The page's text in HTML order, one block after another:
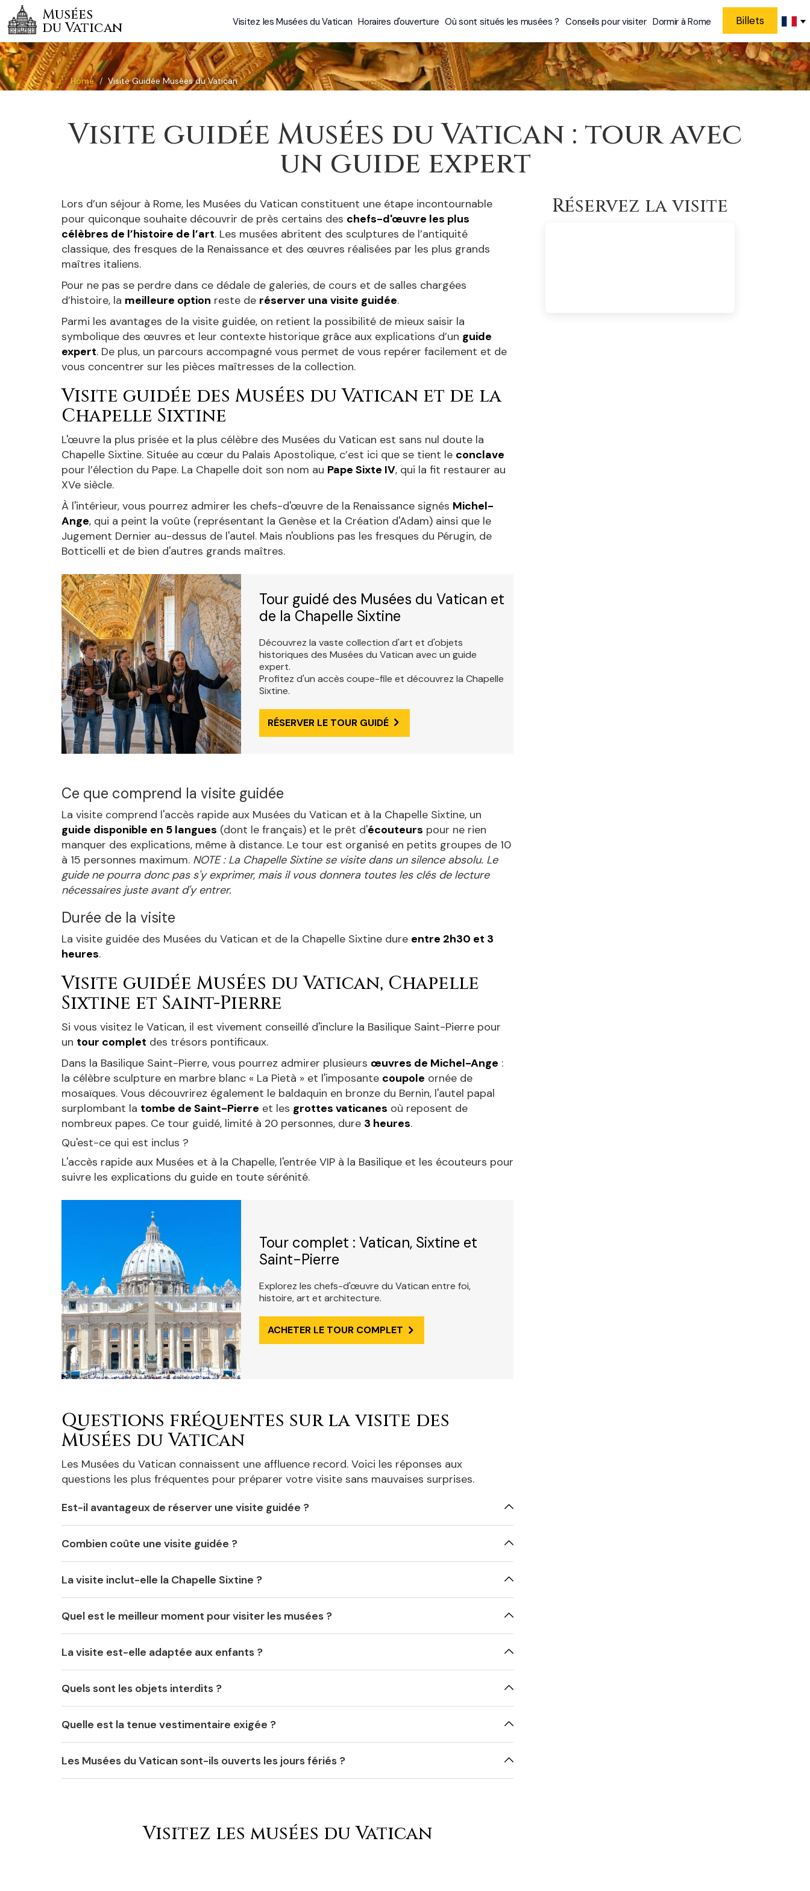
Musées
du Vatican Visitez les Musées du Vatican Horaires d'ouverture Où sont situés les musées ? Conseils pour visiter Dormir à Rome Billets
Home Visite Guidée Musées du Vatican
Visite guidée Musées du Vatican : tour avec
un guide expert
Lors d’un séjour à Rome, les Musées du Vatican constituent une étape incontournable
pour quiconque souhaite découvrir de près certains des chefs-d'œuvre les plus
célèbres de l’histoire de l’art. Les musées abritent des sculptures de l’antiquité
classique, des fresques de la Renaissance et des œuvres réalisées par les plus grands
maîtres italiens.
Pour ne pas se perdre dans ce dédale de galeries, de cours et de salles chargées
d’histoire, la meilleure option reste de réserver una visite guidée.
Parmi les avantages de la visite guidée, on retient la possibilité de mieux saisir la
symbolique des œuvres et leur contexte historique grâce aux explications d’un guide
expert. De plus, un parcours accompagné vous permet de vous repérer facilement et de
vous concentrer sur les pièces maîtresses de la collection.
Visite guidée des Musées du Vatican et de la
Chapelle Sixtine
L'œuvre la plus prisée et la plus célèbre des Musées du Vatican est sans nul doute la
Chapelle Sixtine. Située au cœur du Palais Apostolique, c’est ici que se tient le conclave
pour l’élection du Pape. La Chapelle doit son nom au Pape Sixte IV, qui la fit restaurer au
XVe siècle.
À l'intérieur, vous pourrez admirer les chefs-d'œuvre de la Renaissance signés Michel-
Ange, qui a peint la voûte (représentant la Genèse et la Création d'Adam) ainsi que le
Jugement Dernier au-dessus de l'autel. Mais n'oublions pas les fresques du Pérugin, de
Botticelli et de bien d'autres grands maîtres.
Tour guidé des Musées du Vatican et
de la Chapelle Sixtine
Découvrez la vaste collection d'art et d'objets
historiques des Musées du Vatican avec un guide
expert.
Profitez d'un accès coupe-file et découvrez la Chapelle
Sixtine.
RÉSERVER LE TOUR GUIDÉ
Ce que comprend la visite guidée
La visite comprend l'accès rapide aux Musées du Vatican et à la Chapelle Sixtine, un
guide disponible en 5 langues (dont le français) et le prêt d'écouteurs pour ne rien
manquer des explications, même à distance. Le tour est organisé en petits groupes de 10
à 15 personnes maximum. NOTE : La Chapelle Sixtine se visite dans un silence absolu. Le
guide ne pourra donc pas s'y exprimer, mais il vous donnera toutes les clés de lecture
nécessaires juste avant d'y entrer.
Durée de la visite
La visite guidée des Musées du Vatican et de la Chapelle Sixtine dure entre 2h30 et 3
heures.
Visite guidée Musées du Vatican, Chapelle
Sixtine et Saint-Pierre
Si vous visitez le Vatican, il est vivement conseillé d'inclure la Basilique Saint-Pierre pour
un tour complet des trésors pontificaux.
Dans la Basilique Saint-Pierre, vous pourrez admirer plusieurs œuvres de Michel-Ange :
la célèbre sculpture en marbre blanc « La Pietà » et l'imposante coupole ornée de
mosaïques. Vous découvrirez également le baldaquin en bronze du Bernin, l'autel papal
surplombant la tombe de Saint-Pierre et les grottes vaticanes où reposent de
nombreux papes. Ce tour guidé, limité à 20 personnes, dure 3 heures.
Qu'est-ce qui est inclus ?
L'accès rapide aux Musées et à la Chapelle, l'entrée VIP à la Basilique et les écouteurs pour
suivre les explications du guide en toute sérénité.
Tour complet : Vatican, Sixtine et
Saint-Pierre
Explorez les chefs-d'œuvre du Vatican entre foi,
histoire, art et architecture.
ACHETER LE TOUR COMPLET
Questions fréquentes sur la visite des
Musées du Vatican
Les Musées du Vatican connaissent une affluence record. Voici les réponses aux
questions les plus fréquentes pour préparer votre visite sans mauvaises surprises.
Est-il avantageux de réserver une visite guidée ?
Combien coûte une visite guidée ?
La visite inclut-elle la Chapelle Sixtine ?
Quel est le meilleur moment pour visiter les musées ?
La visite est-elle adaptée aux enfants ?
Quels sont les objets interdits ?
Quelle est la tenue vestimentaire exigée ?
Les Musées du Vatican sont-ils ouverts les jours fériés ?
Visitez les musées du Vatican
Réservez la visite